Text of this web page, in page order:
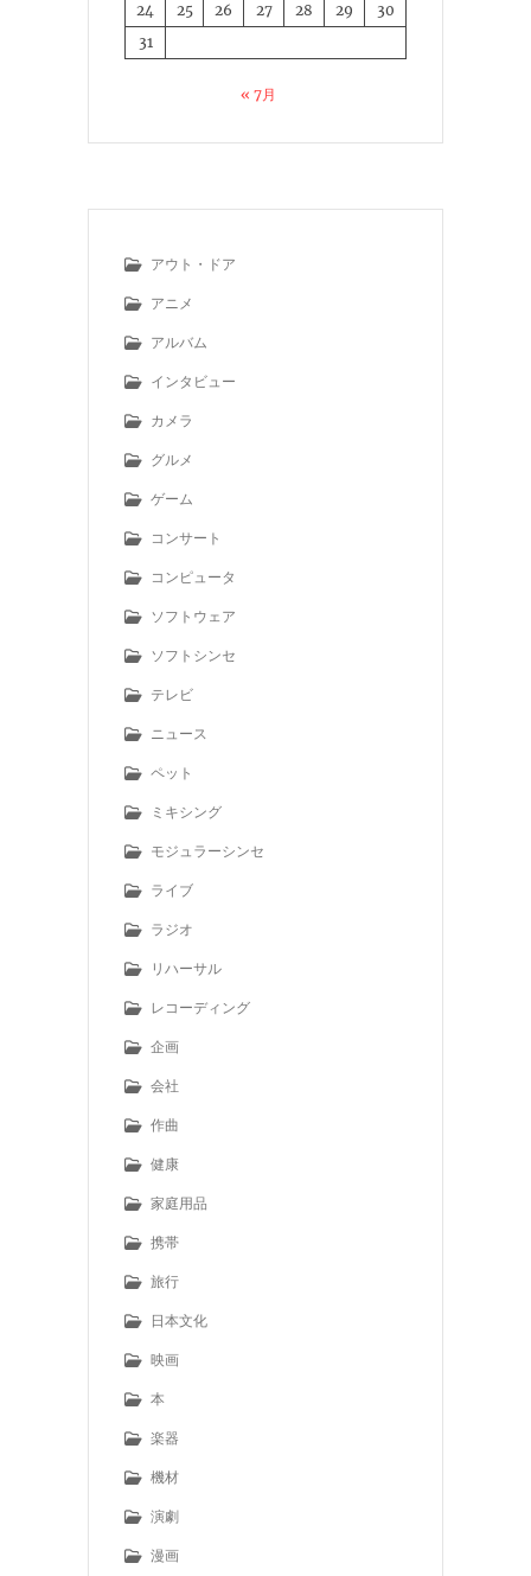
24
25 26 27 28 29
30
31
« 7月
アウト・ドア
アニメ
アルバム
インタビュー
カメラ
グルメ
ゲーム
コンサート
コンピュータ
ソフトウェア
ソフトシンセ
テレビ
ニュース
ペット
ミキシング
モジュラーシンセ
ライブ
ラジオ
リハーサル
レコーディング
企画
会社
作曲
健康
家庭用品
携帯
旅行
日本文化
映画
本
楽器
機材
演劇
漫画